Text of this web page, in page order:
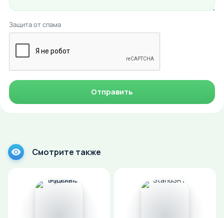
Защита от спама
Отправить
Смотрите также